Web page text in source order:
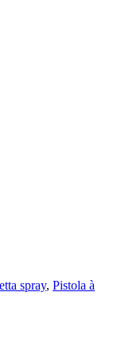
spray, Pistola à